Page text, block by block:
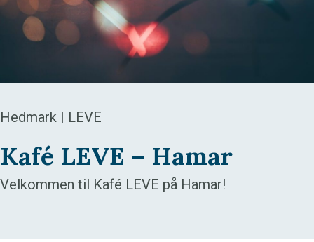
Hedmark | LEVE
Kafé LEVE – Hamar
Velkommen til Kafé LEVE på Hamar!